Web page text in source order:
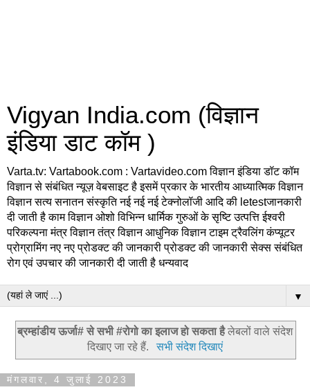
Vigyan India.com (विज्ञान
इंडिया डाट कॉम )
Varta.tv: Vartabook.com : Vartavideo.com विज्ञान इंडिया डॉट कॉम
विज्ञान से संबंधित न्यूज़ वेबसाइट है इसमें प्रकार के भारतीय आध्यात्मिक विज्ञान
विज्ञान सत्य सनातन संस्कृति नई नई नई टेक्नोलॉजी आदि की letestजानकारी
दी जाती है काम विज्ञान ओशो विभिन्न धार्मिक गुरुओं के सृष्टि उत्पत्ति ईश्वरी
परिकल्पना मंत्र विज्ञान तंत्र विज्ञान आधुनिक विज्ञान टाइम ट्रैवलिंग कंप्यूटर
प्रोग्रामिंग नए नए प्रोडक्ट की जानकारी प्रोडक्ट की जानकारी सेक्स संबंधित
रोग एवं उपचार की जानकारी दी जाती है धन्यवाद
▼
ब्रम्हांडीय ऊर्जा# से सभी #रोगो का इलाज हो सकता हैलेबलों वाले संदेश
दिखाए जा रहे हैं.
सभी संदेश दिखाएं
मंगलवार, 4 जुलाई 2023